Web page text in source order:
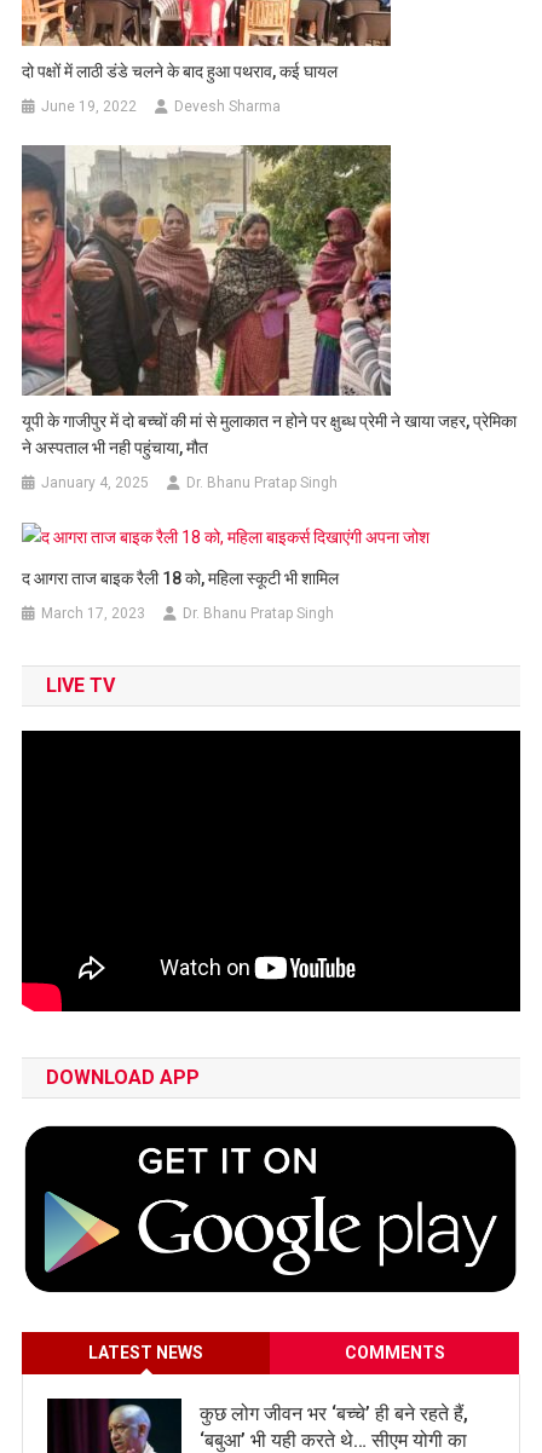
दो पक्षों में लाठी डंडे चलने के बाद हुआ पथराव, कई घायल
June 19, 2022 Devesh Sharma
यूपी के गाजीपुर में दो बच्चों की मां से मुलाकात न होने पर क्षुब्ध प्रेमी ने खाया जहर, प्रेमिका
ने अस्पताल भी नही पहुंचाया, मौत
January 4, 2025 Dr. Bhanu Pratap Singh
द आगरा ताज बाइक रैली 18 को, महिला स्कूटी भी शामिल
March 17, 2023 Dr. Bhanu Pratap Singh
LIVE TV
DOWNLOAD APP
LATEST NEWS COMMENTS
कुछ लोग जीवन भर ‘बच्चे’ ही बने रहते हैं,
‘बबुआ’ भी यही करते थे… सीएम योगी का